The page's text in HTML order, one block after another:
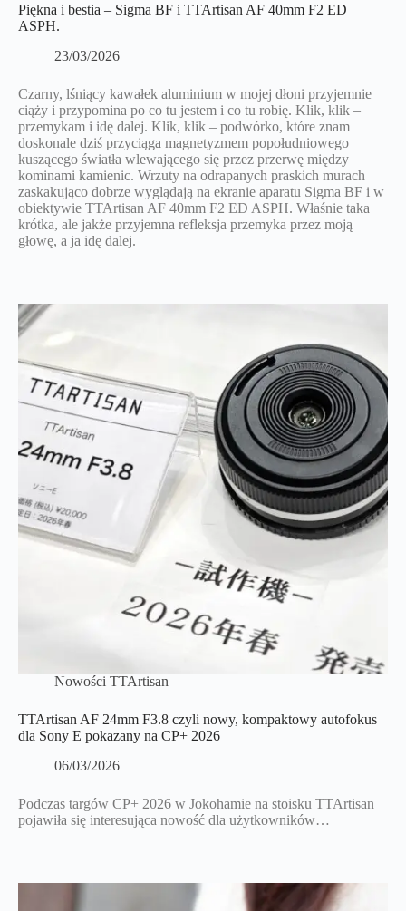
Piękna i bestia – Sigma BF i TTArtisan AF 40mm F2 ED
ASPH.
23/03/2026
Czarny, lśniący kawałek aluminium w mojej dłoni przyjemnie
ciąży i przypomina po co tu jestem i co tu robię. Klik, klik –
przemykam i idę dalej. Klik, klik – podwórko, które znam
doskonale dziś przyciąga magnetyzmem popołudniowego
kuszącego światła wlewającego się przez przerwę między
kominami kamienic. Wrzuty na odrapanych praskich murach
zaskakująco dobrze wyglądają na ekranie aparatu Sigma BF i w
obiektywie TTArtisan AF 40mm F2 ED ASPH. Właśnie taka
krótka, ale jakże przyjemna refleksja przemyka przez moją
głowę, a ja idę dalej.
Nowości TTArtisan
TTArtisan AF 24mm F3.8 czyli nowy, kompaktowy autofokus
dla Sony E pokazany na CP+ 2026
06/03/2026
Podczas targów CP+ 2026 w Jokohamie na stoisku TTArtisan
pojawiła się interesująca nowość dla użytkowników…